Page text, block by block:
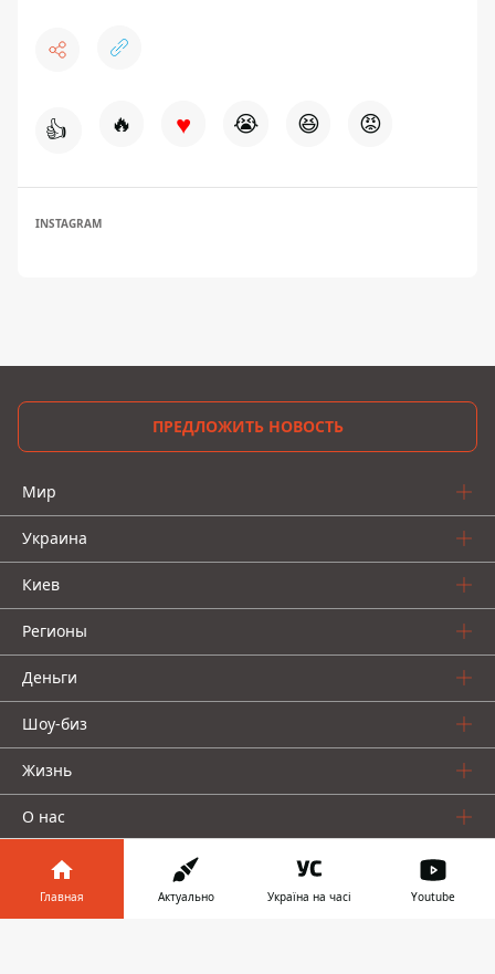
👍 🔥 ♥ 😭 😆 😡
INSTAGRAM
ПРЕДЛОЖИТЬ НОВОСТЬ
Мир
Украина
Киев
Регионы
Деньги
Шоу-биз
Жизнь
О нас
Главная Актуально Україна на часі Youtube